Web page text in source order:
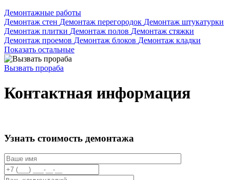
Демонтажные работы
Демонтаж стен Демонтаж перегородок Демонтаж штукатурки
Демонтаж плитки Демонтаж полов Демонтаж стяжки
Демонтаж проемов Демонтаж блоков Демонтаж кладки
Показать остальные
Вызвать прораба
Контактная информация
Узнать стоимость демонтажа